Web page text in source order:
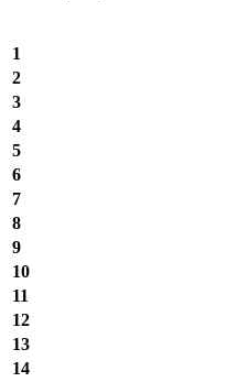
1
2
3
4
5
6
7
8
9
10
11
12
13
14